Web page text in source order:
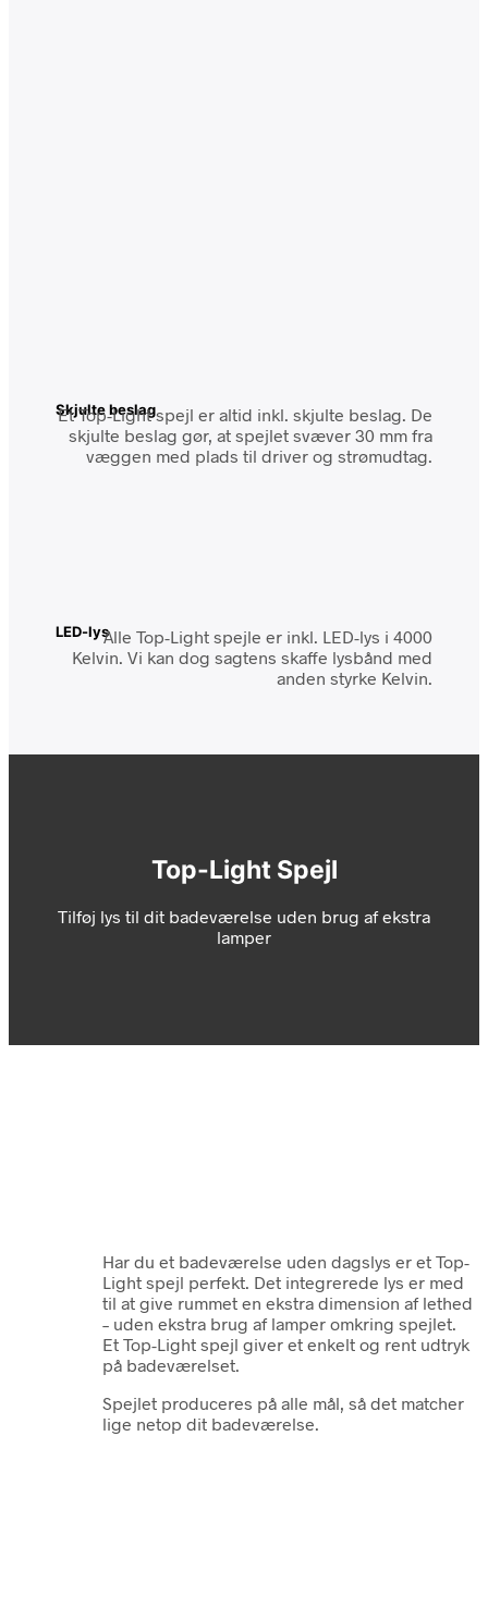
Skjulte beslag
Et Top-Light spejl er altid inkl. skjulte beslag. De
skjulte beslag gør, at spejlet svæver 30 mm fra
væggen med plads til driver og strømudtag.
LED-lysAlle Top-Light spejle er inkl. LED-lys i 4000
Kelvin. Vi kan dog sagtens skaffe lysbånd med
anden styrke Kelvin.
Top-Light Spejl
Tilføj lys til dit badeværelse uden brug af ekstra
lamper
Har du et badeværelse uden dagslys er et Top-
Light spejl perfekt. Det integrerede lys er med
til at give rummet en ekstra dimension af lethed
– uden ekstra brug af lamper omkring spejlet.
Et Top-Light spejl giver et enkelt og rent udtryk
på badeværelset.
Spejlet produceres på alle mål, så det matcher
lige netop dit badeværelse.